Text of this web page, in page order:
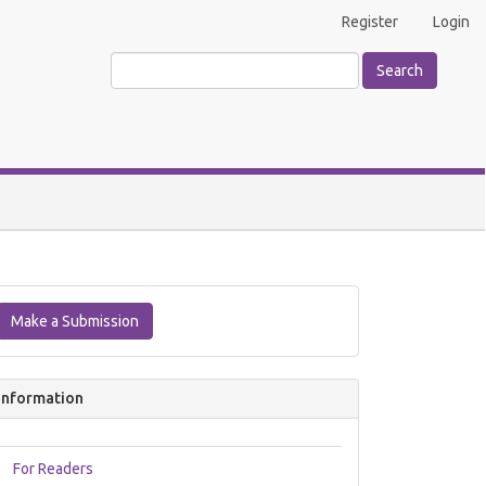
Register Login
Search
Submission
Make a Submission
For Readers